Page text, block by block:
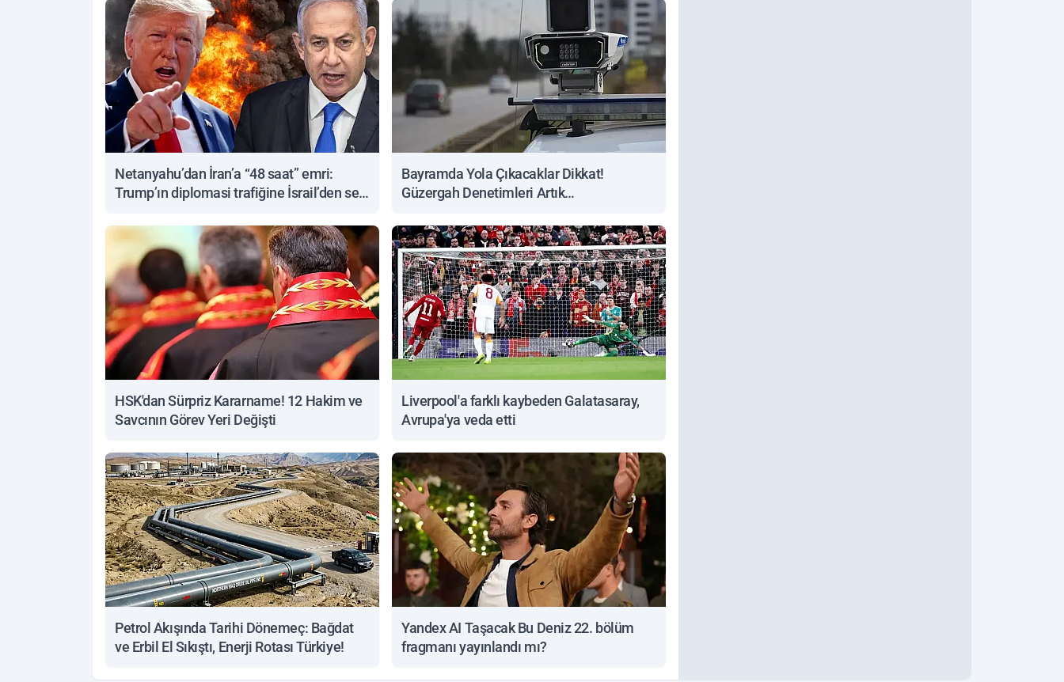
Netanyahu’dan İran’a “48 saat” emri:
Trump’ın diplomasi trafiğine İsrail’den sert
Bayramda Yola Çıkacaklar Dikkat!
Güzergah Denetimleri Artık
HSK'dan Sürpriz Kararname! 12 Hakim ve
Savcının Görev Yeri Değişti
Liverpool'a farklı kaybeden Galatasaray,
Avrupa'ya veda etti
Petrol Akışında Tarihi Dönemeç: Bağdat
ve Erbil El Sıkıştı, Enerji Rotası Türkiye!
Yandex AI Taşacak Bu Deniz 22. bölüm
fragmanı yayınlandı mı?